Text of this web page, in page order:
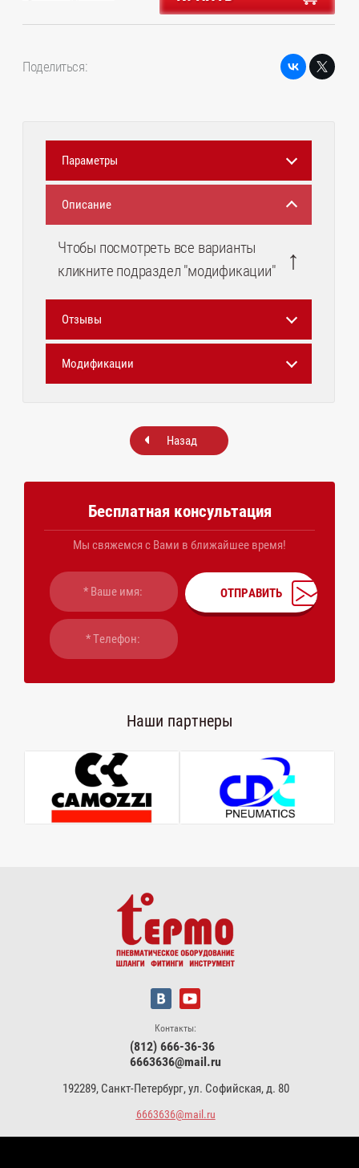
Поделиться:
Параметры
Описание
Чтобы посмотреть все варианты
кликните подраздел "модификации"
↑
Отзывы
Модификации
Назад
Бесплатная консультация
Мы свяжемся с Вами в ближайшее время!
ОТПРАВИТЬ
Наши партнеры
Контакты:
(812) 666-36-36
6663636@mail.ru
192289, Санкт-Петербург, ул. Софийская, д. 80
6663636@mail.ru